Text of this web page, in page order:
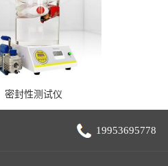
密封性测试仪
19953695778